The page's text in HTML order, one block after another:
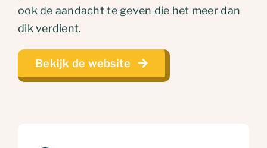
ook de aandacht te geven die het meer dan
dik verdient.
Bekijk de website